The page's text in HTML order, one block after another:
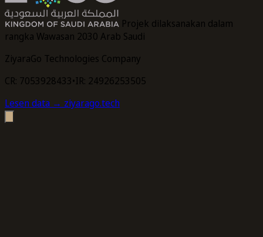
Projek dilaksanakan dalam
rangka Wawasan 2030 Arab Saudi
ZiyaraGo Technologies Company
CR: 7053928433•IR: 24926253505
Lesen data → ziyarago.tech